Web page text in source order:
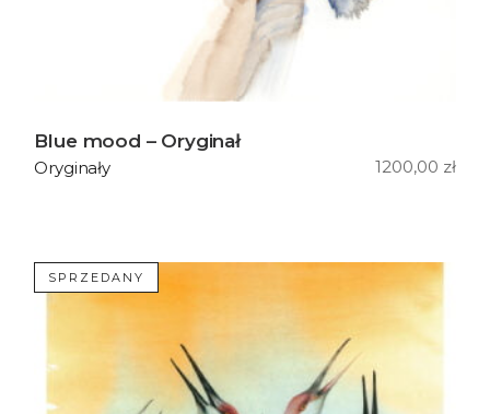
Blue mood – Oryginał
1200,00 zł
Oryginały
SPRZEDANY